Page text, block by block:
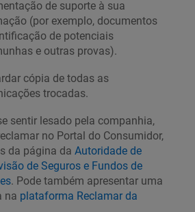
de suporte à sua
(por exemplo, documentos
de potenciais
e outras provas).
cópia de todas as
trocadas.
sentir lesado pela companhia,
no Portal do Consumidor,
da página da Autoridade de
de Seguros e Fundos de
. Pode também apresentar uma
na plataforma Reclamar da